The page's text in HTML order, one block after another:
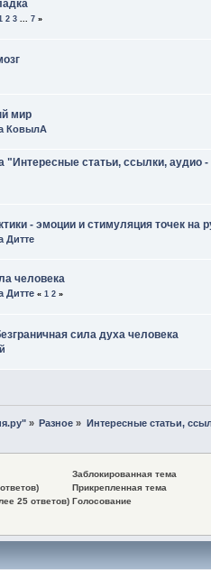
2 3 ... 7»
мир
КовылА
"Интересные статьи, ссылки, аудио -
- эмоции и стимуляция точек на
Дитте
человека
Дитте « 1 2»
сила духа человека
» Разное » Интересные статьи,
25 ответов)
Заблокированная тема
Прикрепленная тема
Голосование